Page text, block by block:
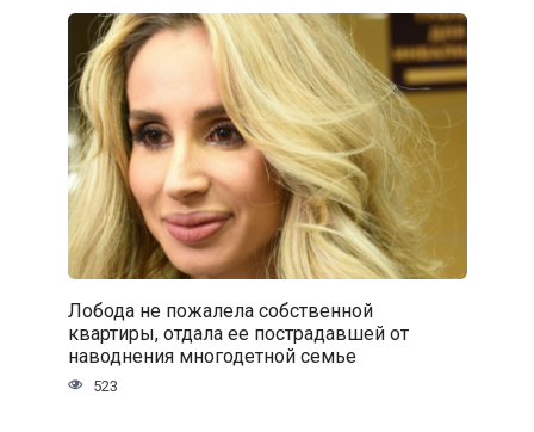
Лобода не пожалела собственной
квартиры, отдала ее пострадавшей от
наводнения многодетной семье
523